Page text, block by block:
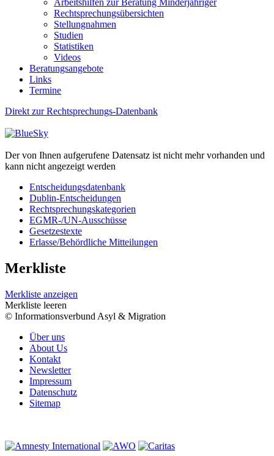
Arbeitshilfen zur Beratung Minderjähriger
Rechtsprechungsübersichten
Stellungnahmen
Studien
Statistiken
Videos
Beratungsangebote
Links
Termine
Direkt zur Rechtsprechungs-Datenbank
Der von Ihnen aufgerufene Datensatz ist nicht mehr vorhanden und
kann nicht angezeigt werden
Entscheidungsdatenbank
Dublin-Entscheidungen
Rechtsprechungskategorien
EGMR-/UN-Ausschüsse
Gesetzestexte
Erlasse/Behördliche Mitteilungen
Merkliste
Merkliste anzeigen
Merkliste leeren
© Informationsverbund Asyl & Migration
Über uns
About Us
Kontakt
Newsletter
Impressum
Datenschutz
Sitemap